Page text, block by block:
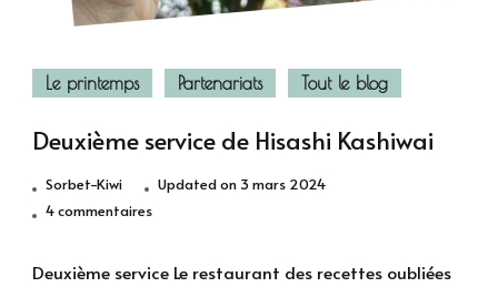
Le printemps Partenariats Tout le blog
Deuxième service de Hisashi Kashiwai
Sorbet-Kiwi Updated on 3 mars 2024
4 commentairessur
service
Deuxième service Le restaurant des recettes oubliées